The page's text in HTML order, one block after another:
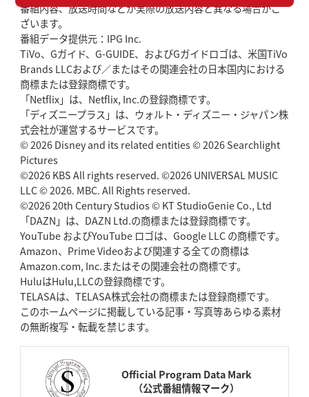
番組内容、放送時間などが実際の放送内容と異なる場合がご
ざいます。
番組データ提供元：IPG Inc.
TiVo、Gガイド、G-GUIDE、およびGガイドロゴは、米国TiVo
Brands LLCおよび／またはその関連会社の日本国内における
商標または登録商標です。
「Netflix」は、Netflix, Inc.の登録商標です。
「ディズニープラス」は、ウォルト・ディズニー・ジャパン株
式会社が運営するサービスです。
© 2026 Disney and its related entities © 2026 Searchlight
Pictures
©2026 KBS All rights reserved. ©2026 UNIVERSAL MUSIC
LLC © 2026. MBC. All Rights reserved.
©2026 20th Century Studios © KT StudioGenie Co., Ltd
「DAZN」は、DAZN Ltd.の商標または登録商標です。
YouTube およびYouTube ロゴは、Google LLC の商標です。
Amazon、Prime Videoおよび関連する全ての商標は
Amazon.com, Inc.またはその関連会社の商標です。
HuluはHulu,LLCの登録商標です。
TELASAは、TELASA株式会社の商標または登録商標です。
このホームページに掲載している記事・写真等あらゆる素材
の無断複写・転載を禁じます。
Official Program Data Mark
（公式番組情報マーク）